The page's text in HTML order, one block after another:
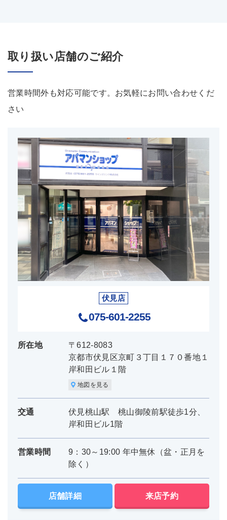
取り扱い店舗のご紹介
営業時間外も対応可能です。お気軽にお問い合わせくだ
さい
伏見店
075-601-2255
所在地
〒612-8083
京都市伏見区京町３丁目１７０番地１
岸和田ビル１階
地図を見る
交通
伏見桃山駅 桃山御陵前駅徒歩1分、
岸和田ビル1階
営業時間
9：30～19:00 年中無休（盆・正月を
除く）
店舗詳細 来店予約